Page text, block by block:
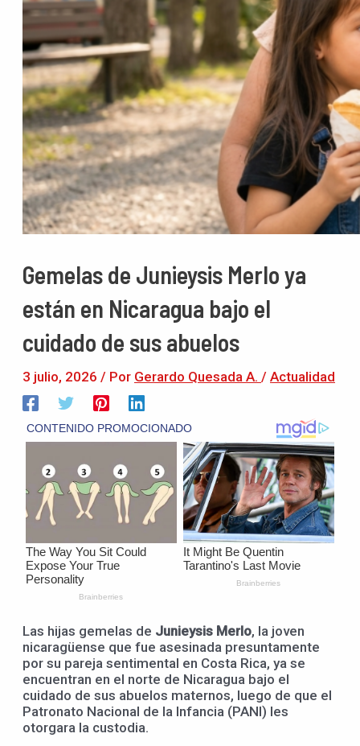
Gemelas de Junieysis Merlo ya
están en Nicaragua bajo el
cuidado de sus abuelos
3 julio, 2026 / Por Gerardo Quesada A. / Actualidad
Las hijas gemelas de Junieysis Merlo, la joven
nicaragüense que fue asesinada presuntamente
por su pareja sentimental en Costa Rica, ya se
encuentran en el norte de Nicaragua bajo el
cuidado de sus abuelos maternos, luego de que el
Patronato Nacional de la Infancia (PANI) les
otorgara la custodia.